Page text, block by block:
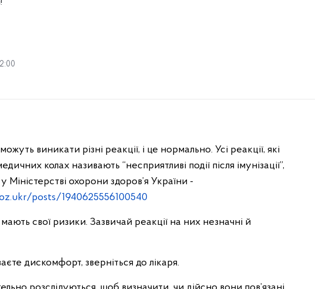
виникати різні реакції, і це нормально. Усі реакції, які
колах називають “несприятливі події після імунізації”,
Міністерстві охорони здоров’я України -
posts/1940625556100540
свої ризики. Зазвичай реакції на них незначні й
дискомфорт, зверніться до лікаря.